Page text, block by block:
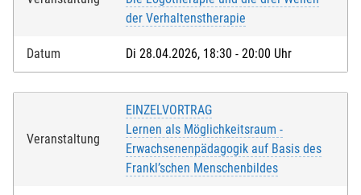
der Verhaltenstherapie
Datum Di 28.04.2026, 18:30 - 20:00 Uhr
Veranstaltung
EINZELVORTRAG
Lernen als Möglichkeitsraum -
Erwachsenenpädagogik auf Basis des
Frankl’schen Menschenbildes